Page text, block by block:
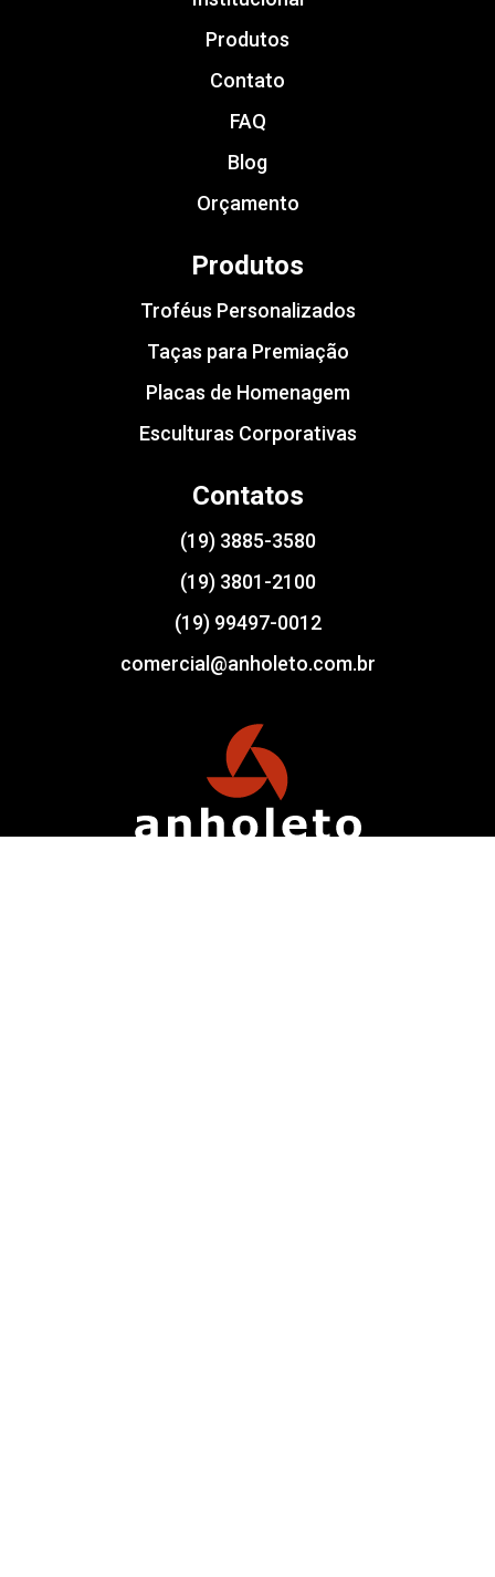
Produtos
Contato
FAQ
Blog
Orçamento
Produtos
Troféus Personalizados
Taças para Premiação
Placas de Homenagem
Esculturas Corporativas
Contatos
(19) 3885-3580
(19) 3801-2100
(19) 99497-0012
comercial@anholeto.com.br